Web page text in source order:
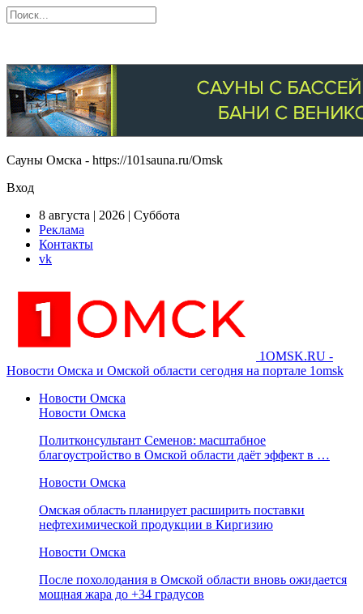
Сауны Омска - https://101sauna.ru/Omsk
Вход
8 августа | 2026 | Суббота
Реклама
Контакты
vk
1OMSK.RU -
Новости Омска и Омской области сегодня на портале 1omsk
Новости Омска
Новости Омска
Политконсультант Семенов: масштабное
благоустройство в Омской области даёт эффект в …
Новости Омска
Омская область планирует расширить поставки
нефтехимической продукции в Киргизию
Новости Омска
После похолодания в Омской области вновь ожидается
мощная жара до +34 градусов